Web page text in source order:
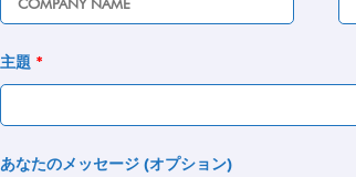
主題 *
あなたのメッセージ (オプション)